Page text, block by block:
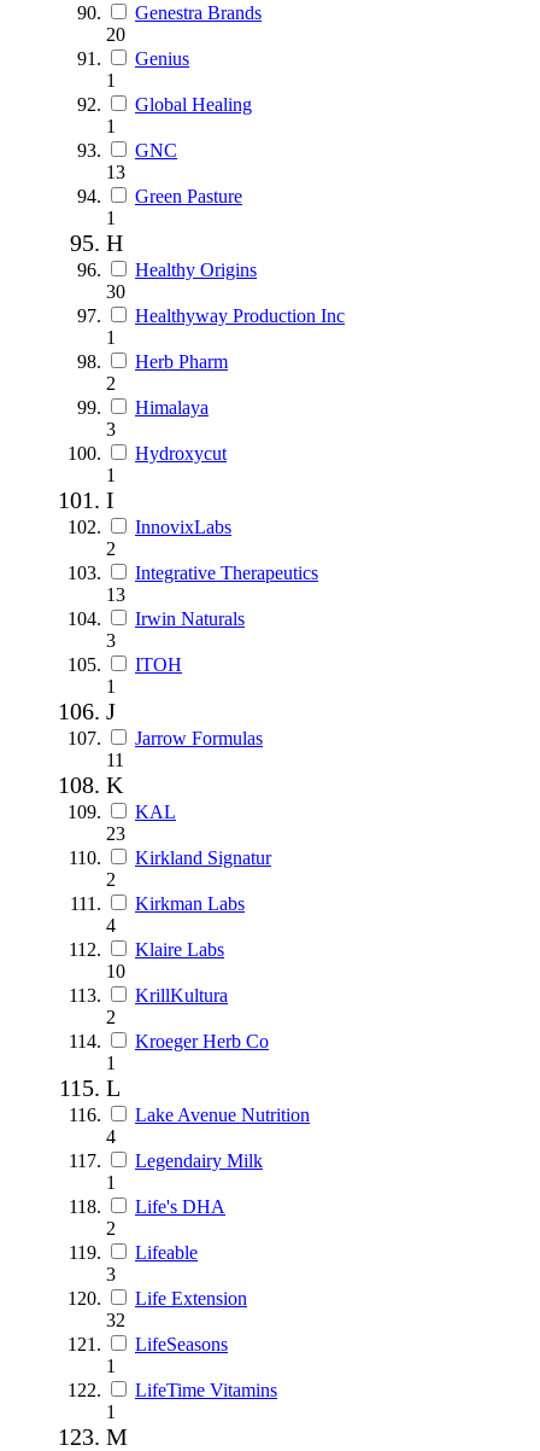
Genestra Brands
20
Genius
1
Global Healing
1
GNC
13
Green Pasture
1
H
Healthy Origins
30
Healthyway Production Inc
1
Herb Pharm
2
Himalaya
3
Hydroxycut
1
I
InnovixLabs
2
Integrative Therapeutics
13
Irwin Naturals
3
ITOH
1
J
Jarrow Formulas
11
K
KAL
23
Kirkland Signatur
2
Kirkman Labs
4
Klaire Labs
10
KrillKultura
2
Kroeger Herb Co
1
L
Lake Avenue Nutrition
4
Legendairy Milk
1
Life's DHA
2
Lifeable
3
Life Extension
32
LifeSeasons
1
LifeTime Vitamins
1
M